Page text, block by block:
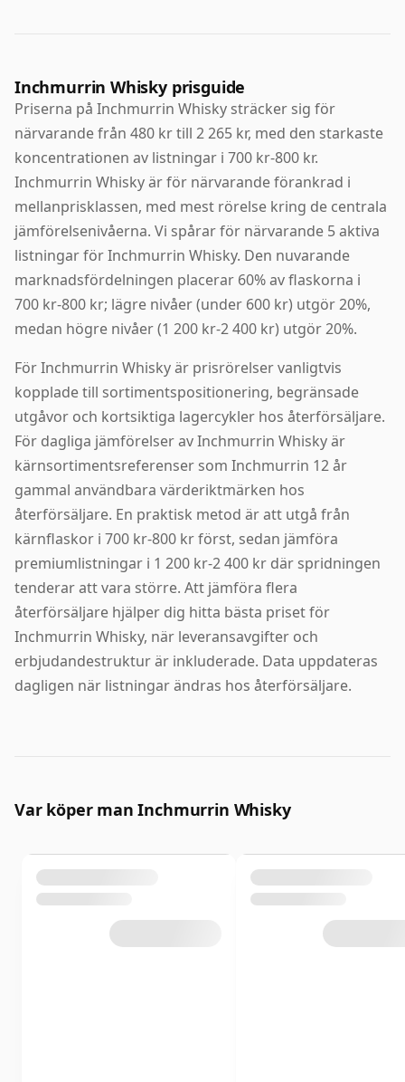
Inchmurrin Whisky prisguide
Priserna på Inchmurrin Whisky sträcker sig för
närvarande från 480 kr till 2 265 kr, med den starkaste
koncentrationen av listningar i 700 kr-800 kr.
Inchmurrin Whisky är för närvarande förankrad i
mellanprisklassen, med mest rörelse kring de centrala
jämförelsenivåerna. Vi spårar för närvarande 5 aktiva
listningar för Inchmurrin Whisky. Den nuvarande
marknadsfördelningen placerar 60% av flaskorna i
700 kr-800 kr; lägre nivåer (under 600 kr) utgör 20%,
medan högre nivåer (1 200 kr-2 400 kr) utgör 20%.
För Inchmurrin Whisky är prisrörelser vanligtvis
kopplade till sortimentspositionering, begränsade
utgåvor och kortsiktiga lagercykler hos återförsäljare.
För dagliga jämförelser av Inchmurrin Whisky är
kärnsortimentsreferenser som Inchmurrin 12 år
gammal användbara värderiktmärken hos
återförsäljare. En praktisk metod är att utgå från
kärnflaskor i 700 kr-800 kr först, sedan jämföra
premiumlistningar i 1 200 kr-2 400 kr där spridningen
tenderar att vara större. Att jämföra flera
återförsäljare hjälper dig hitta bästa priset för
Inchmurrin Whisky, när leveransavgifter och
erbjudandestruktur är inkluderade. Data uppdateras
dagligen när listningar ändras hos återförsäljare.
Var köper man Inchmurrin Whisky